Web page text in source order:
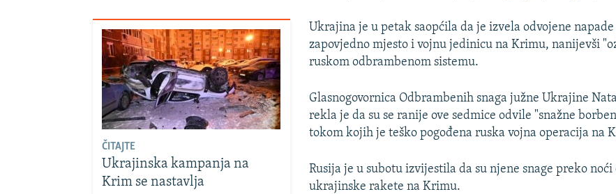
ČITAJTE
Ukrajinska kampanja na
Krim se nastavlja
Ukrajina je u petak saopćila da je izvela odvojene
zapovjedno mjesto i vojnu jedinicu na Krimu, nanijevši
ruskom odbrambenom sistemu.
Glasnogovornica Odbrambenih snaga južne Ukrajine
rekla je da su se ranije ove sedmice odvile "snažne
tokom kojih je teško pogođena ruska vojna operacija na
Rusija je u subotu izvijestila da su njene snage preko
ukrajinske rakete na Krimu.